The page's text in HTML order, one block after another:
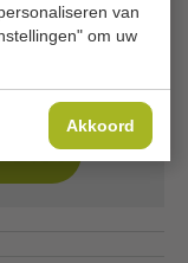
van
om uw
Akkoord
dit
aan om